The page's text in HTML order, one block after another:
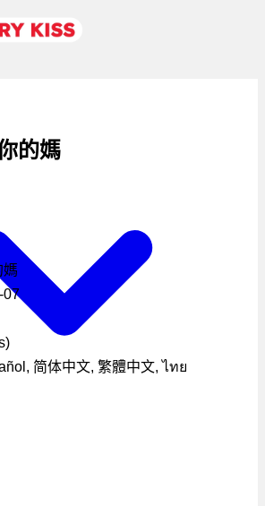
的媽
07
简体中文, 繁體中文, ไทย